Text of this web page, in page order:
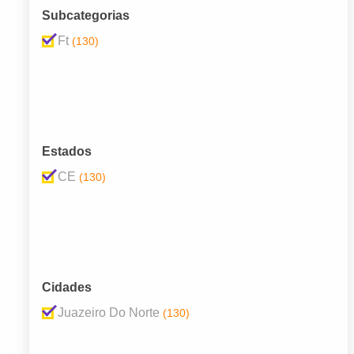
Subcategorias
Ft (130)
Estados
CE (130)
Cidades
Juazeiro Do Norte (130)